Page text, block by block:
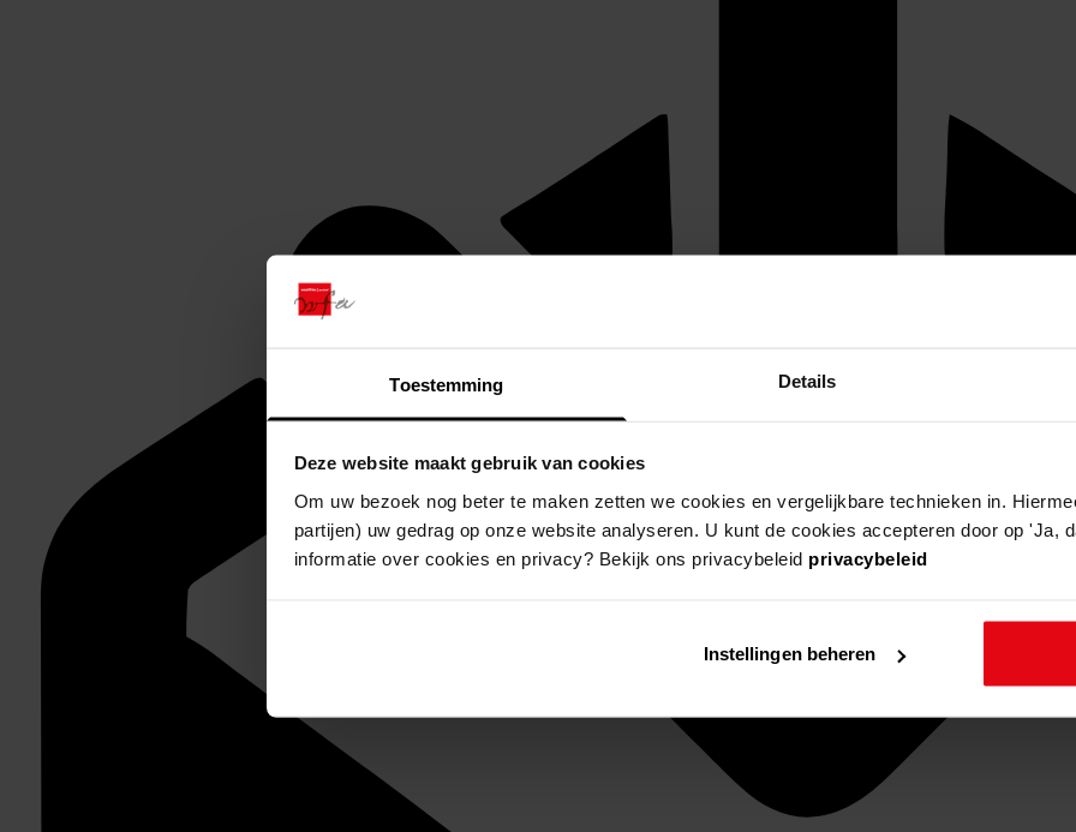
Toestemming Details
Deze website maakt gebruik van cookies
Om uw bezoek nog beter te maken zetten we cookies en vergelijkbare technieken in.
partijen) uw gedrag op onze website analyseren. U kunt de cookies accepteren door op 'Ja,
informatie over cookies en privacy? Bekijk ons privacybeleid privacybeleid
Instellingen beheren